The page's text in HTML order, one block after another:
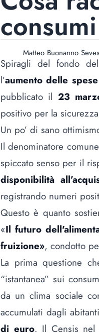
Matteo Buonanno Seves
Spiragli del fondo
l’aumento delle
pubblicato il 23
positivo per la
Un po’ di sano
Il denominatore
spiccato senso per il
disponibilità
registrando numeri
Questo è quanto
«Il futuro
fruizione», condotto
La prima questione
“istantanea” sui
da un clima sociale
accumulati dagli
di euro. Il Censis nel